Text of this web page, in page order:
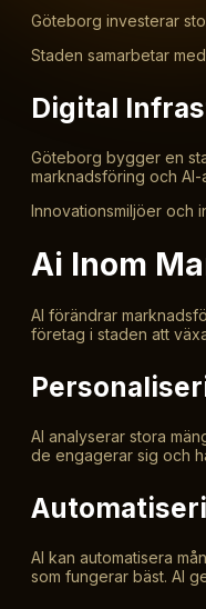
Göteborg investerar
Staden samarbetar
Digital
Göteborg bygger en
marknadsföring och AI-
Innovationsmiljöer och
Ai Inom
AI förändrar
företag i staden att
AI analyserar stora
de engagerar sig och
AI kan automatisera
som fungerar bäst. AI